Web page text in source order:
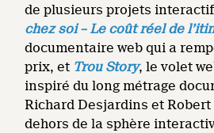
de plusieurs projets
chez soi – Le coût réel de
documentaire web qui a
prix, et Trou Story, le volet
inspiré du long métrage
Richard Desjardins et
dehors de la sphère